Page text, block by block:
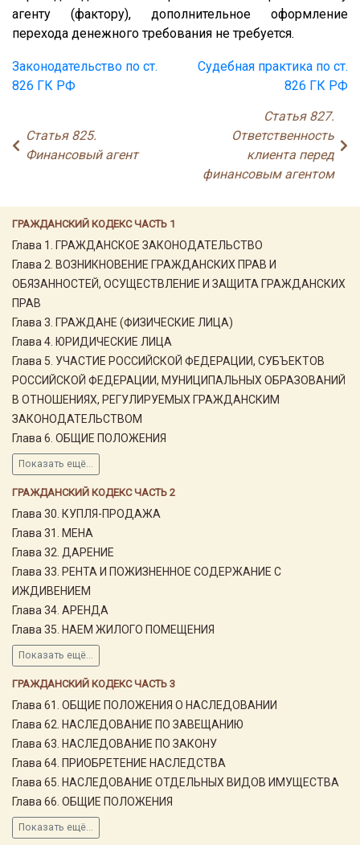
ГРАЖДАНСКИЙ КОДЕКС ЧАСТЬ 1
Глава 1. ГРАЖДАНСКОЕ ЗАКОНОДАТЕЛЬСТВО
Глава 2. ВОЗНИКНОВЕНИЕ ГРАЖДАНСКИХ ПРАВ И
ОБЯЗАННОСТЕЙ, ОСУЩЕСТВЛЕНИЕ И ЗАЩИТА ГРАЖДАНСКИХ
ПРАВ
Глава 3. ГРАЖДАНЕ (ФИЗИЧЕСКИЕ ЛИЦА)
Глава 4. ЮРИДИЧЕСКИЕ ЛИЦА
Глава 5. УЧАСТИЕ РОССИЙСКОЙ ФЕДЕРАЦИИ, СУБЪЕКТОВ
РОССИЙСКОЙ ФЕДЕРАЦИИ, МУНИЦИПАЛЬНЫХ ОБРАЗОВАНИЙ
В ОТНОШЕНИЯХ, РЕГУЛИРУЕМЫХ ГРАЖДАНСКИМ
ЗАКОНОДАТЕЛЬСТВОМ
Глава 6. ОБЩИЕ ПОЛОЖЕНИЯ
Показать ещё...
ГРАЖДАНСКИЙ КОДЕКС ЧАСТЬ 2
Глава 30. КУПЛЯ-ПРОДАЖА
Глава 31. МЕНА
Глава 32. ДАРЕНИЕ
Глава 33. РЕНТА И ПОЖИЗНЕННОЕ СОДЕРЖАНИЕ С
ИЖДИВЕНИЕМ
Глава 34. АРЕНДА
Глава 35. НАЕМ ЖИЛОГО ПОМЕЩЕНИЯ
Показать ещё...
ГРАЖДАНСКИЙ КОДЕКС ЧАСТЬ 3
Глава 61. ОБЩИЕ ПОЛОЖЕНИЯ О НАСЛЕДОВАНИИ
Глава 62. НАСЛЕДОВАНИЕ ПО ЗАВЕЩАНИЮ
Глава 63. НАСЛЕДОВАНИЕ ПО ЗАКОНУ
Глава 64. ПРИОБРЕТЕНИЕ НАСЛЕДСТВА
Глава 65. НАСЛЕДОВАНИЕ ОТДЕЛЬНЫХ ВИДОВ ИМУЩЕСТВА
Глава 66. ОБЩИЕ ПОЛОЖЕНИЯ
Показать ещё...
агенту (фактору), дополнительное оформление
перехода денежного требования не требуется.
Законодательство по ст.
826 ГК РФ
Судебная практика по ст.
826 ГК РФ
Статья 825.
Финансовый агент
Статья 827.
Ответственность
клиента перед
финансовым агентом